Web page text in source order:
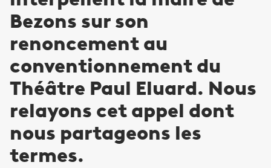
Bezons sur son
renoncement au
conventionnement du
Théâtre Paul Eluard. Nous
relayons cet appel dont
nous partageons les
termes.